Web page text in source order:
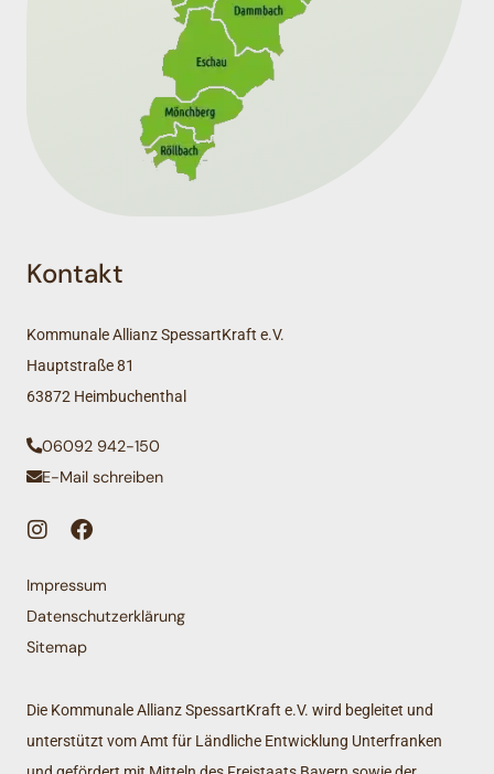
Kontakt
Kommunale Allianz SpessartKraft e.V.
Hauptstraße 81
63872 Heimbuchenthal
06092 942-150
E-Mail schreiben
Impressum
Datenschutzerklärung
Sitemap
Die Kommunale Allianz SpessartKraft e.V. wird begleitet und
unterstützt vom Amt für Ländliche Entwicklung Unterfranken